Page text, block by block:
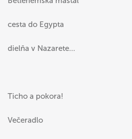
cesta do Egypta
dielňa v Nazarete...
Ticho a pokora!
Večeradlo